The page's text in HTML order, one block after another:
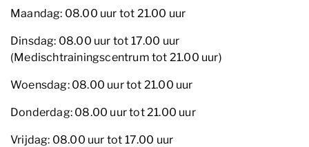
Maandag: 08.00 uur tot 21.00 uur
Dinsdag: 08.00 uur tot 17.00 uur
(Medischtrainingscentrum tot 21.00 uur)
Woensdag: 08.00 uur tot 21.00 uur
Donderdag: 08.00 uur tot 21.00 uur
Vrijdag: 08.00 uur tot 17.00 uur